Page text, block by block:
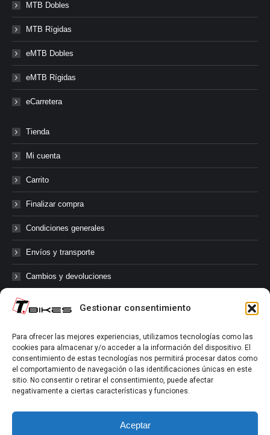
Gestionar consentimiento
Para ofrecer las mejores experiencias, utilizamos tecnologías como las
cookies para almacenar y/o acceder a la información del dispositivo. El
consentimiento de estas tecnologías nos permitirá procesar datos como
el comportamiento de navegación o las identificaciones únicas en este
sitio. No consentir o retirar el consentimiento, puede afectar
negativamente a ciertas características y funciones.
Aceptar
MTB Dobles
MTB Rígidas
eMTB Dobles
eMTB Rígidas
eCarretera
Tienda
Mi cuenta
Carrito
Finalizar compra
Condiciones generales
Envíos y transporte
Cambios y devoluciones
@tbikes.cat #tbikes
Síguenos en las redes sociales de Tbikes, mantente informado de
nuestras novedades, productos, salidas en grupo, ofertas, sorteos ...
y muchos más!